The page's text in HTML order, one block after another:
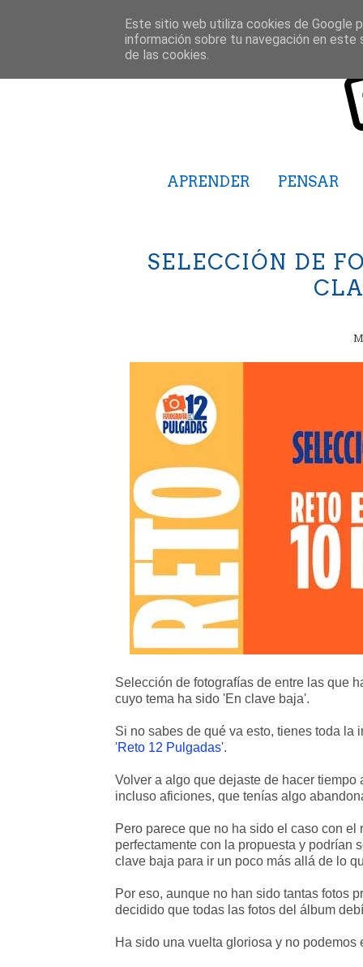
APRENDER PENSAR
SELECCIÓN DE
Selección de fotografías de entre las que
cuyo tema ha sido 'En clave baja'.
Si no sabes de qué va esto, tienes toda la
'Reto 12 Pulgadas'.
Volver a algo que dejaste de hacer
incluso aficiones, que tenías algo
Pero parece que no ha sido el caso con
perfectamente con la propuesta y podrían
clave baja para ir un poco más allá de lo
Por eso, aunque no han sido tantas fotos
decidido que todas las fotos del álbum
Ha sido una vuelta gloriosa y no podemos
Este sitio web utiliza cookies de Google
información sobre tu navegación en
de las cookies.